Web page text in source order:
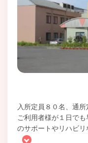
入所定員８０名、通
ご利用者様が１日で
のサポートやリハビ